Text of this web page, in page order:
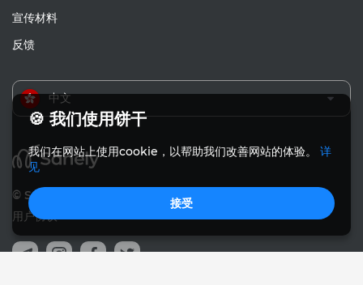
宣传材料
反馈
中文
© Sanely 2017 – 2026
用户协议
🍪 我们使用饼干
我们在网站上使用cookie，以帮助我们改善网站的体验。 详
见
接受